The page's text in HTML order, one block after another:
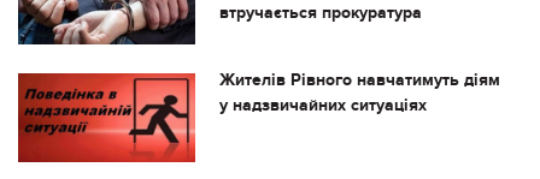
втручається прокуратура
Жителів Рівного навчатимуть діям
у надзвичайних ситуаціях